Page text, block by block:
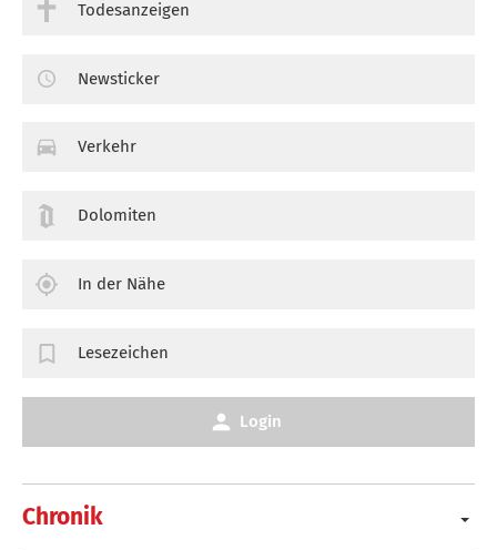
Chronik
Todesanzeigen
Newsticker
Verkehr
Dolomiten
In der Nähe
Lesezeichen
Login